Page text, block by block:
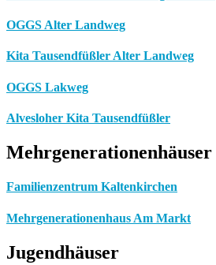
OGGS Alter Landweg
Kita Tausendfüßler Alter Landweg
OGGS Lakweg
Alvesloher Kita Tausendfüßler
Mehrgenerationenhäuser
Familienzentrum Kaltenkirchen
Mehrgenerationenhaus Am Markt
Jugendhäuser